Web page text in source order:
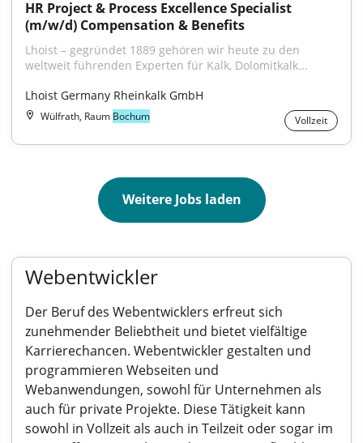
HR Project & Process Excellence Specialist
(m/w/d) Compensation & Benefits
Lhoist – gegründet 1889 gehören wir heute zu den
weltweit führenden Experten für Kalk, Dolomitkalk...
Lhoist Germany Rheinkalk GmbH
Wülfrath, Raum Bochum Vollzeit
Weitere Jobs laden
Webentwickler
Der Beruf des Webentwicklers erfreut sich
zunehmender Beliebtheit und bietet vielfältige
Karrierechancen. Webentwickler gestalten und
programmieren Webseiten und
Webanwendungen, sowohl für Unternehmen als
auch für private Projekte. Diese Tätigkeit kann
sowohl in Vollzeit als auch in Teilzeit oder sogar im